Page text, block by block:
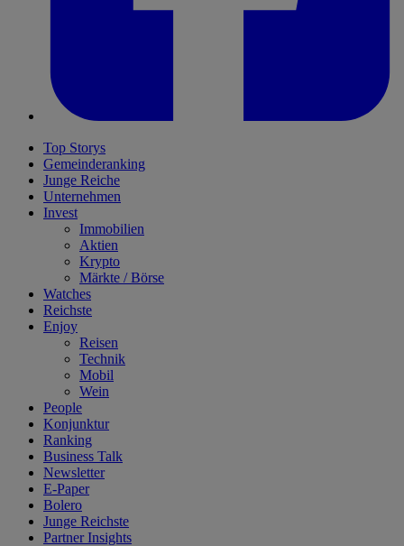
Top Storys
Gemeinderanking
Junge Reiche
Unternehmen
Invest
Immobilien
Aktien
Krypto
Märkte / Börse
Watches
Reichste
Enjoy
Reisen
Technik
Mobil
Wein
People
Konjunktur
Ranking
Business Talk
Newsletter
E-Paper
Bolero
Junge Reichste
Partner Insights